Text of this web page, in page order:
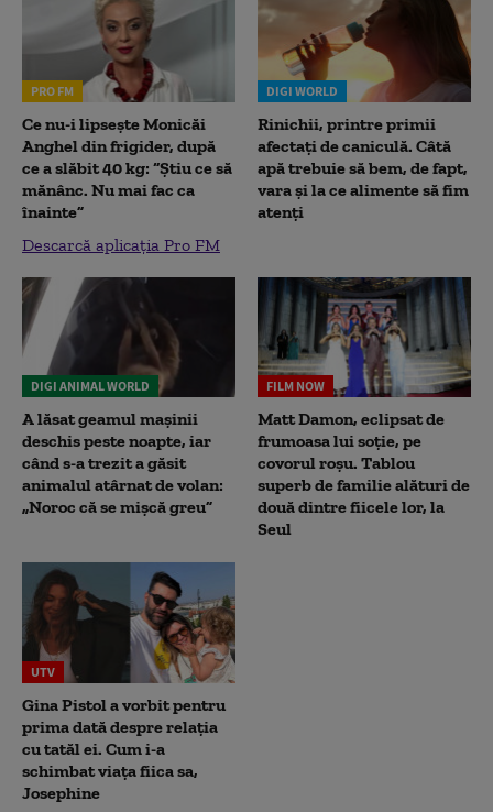
PRO FM
Ce nu-i lipsește Monicăi
Anghel din frigider, după
ce a slăbit 40 kg: “Știu ce să
mănânc. Nu mai fac ca
înainte”
Descarcă aplicația Pro FM
DIGI WORLD
Rinichii, printre primii
afectați de caniculă. Câtă
apă trebuie să bem, de fapt,
vara și la ce alimente să fim
atenți
DIGI ANIMAL WORLD
A lăsat geamul mașinii
deschis peste noapte, iar
când s-a trezit a găsit
animalul atârnat de volan:
„Noroc că se mișcă greu”
FILM NOW
Matt Damon, eclipsat de
frumoasa lui soție, pe
covorul roșu. Tablou
superb de familie alături de
două dintre fiicele lor, la
Seul
UTV
Gina Pistol a vorbit pentru
prima dată despre relația
cu tatăl ei. Cum i-a
schimbat viața fiica sa,
Josephine